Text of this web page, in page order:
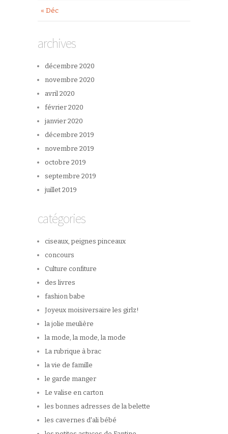
« Déc
archives
décembre 2020
novembre 2020
avril 2020
février 2020
janvier 2020
décembre 2019
novembre 2019
octobre 2019
septembre 2019
juillet 2019
catégories
ciseaux, peignes pinceaux
concours
Culture confiture
des livres
fashion babe
Joyeux moisiversaire les girlz!
la jolie meulière
la mode, la mode, la mode
La rubrique à brac
la vie de famille
le garde manger
Le valise en carton
les bonnes adresses de la belette
les cavernes d'ali bébé